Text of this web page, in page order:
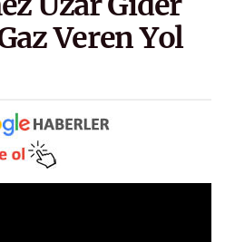
Veren Yol